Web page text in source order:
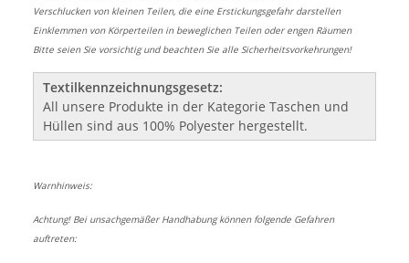
Verschlucken von kleinen Teilen, die eine Erstickungsgefahr darstellen
Einklemmen von Körperteilen in beweglichen Teilen oder engen Räumen
Bitte seien Sie vorsichtig und beachten Sie alle Sicherheitsvorkehrungen!
Textilkennzeichnungsgesetz:
All unsere Produkte in der Kategorie Taschen und
Hüllen sind aus 100% Polyester hergestellt.
Warnhinweis:
Achtung! Bei unsachgemäßer Handhabung können folgende Gefahren
auftreten: